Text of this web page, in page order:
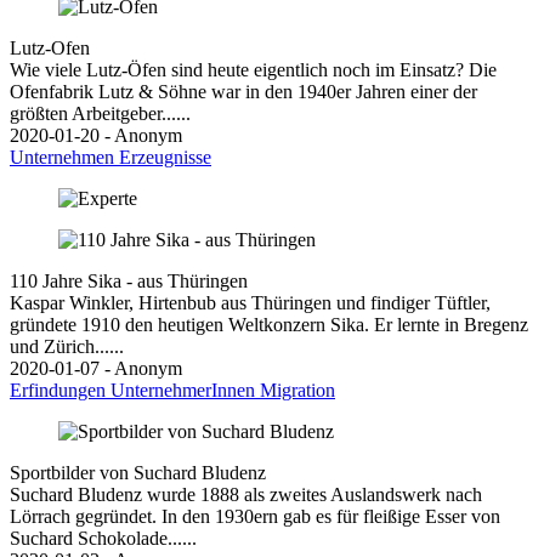
Lutz-Ofen
Wie viele Lutz-Öfen sind heute eigentlich noch im Einsatz? Die
Ofenfabrik Lutz & Söhne war in den 1940er Jahren einer der
größten Arbeitgeber......
2020-01-20 - Anonym
Unternehmen Erzeugnisse
110 Jahre Sika - aus Thüringen
Kaspar Winkler, Hirtenbub aus Thüringen und findiger Tüftler,
gründete 1910 den heutigen Weltkonzern Sika. Er lernte in Bregenz
und Zürich......
2020-01-07 - Anonym
Erfindungen UnternehmerInnen Migration
Sportbilder von Suchard Bludenz
Suchard Bludenz wurde 1888 als zweites Auslandswerk nach
Lörrach gegründet. In den 1930ern gab es für fleißige Esser von
Suchard Schokolade......